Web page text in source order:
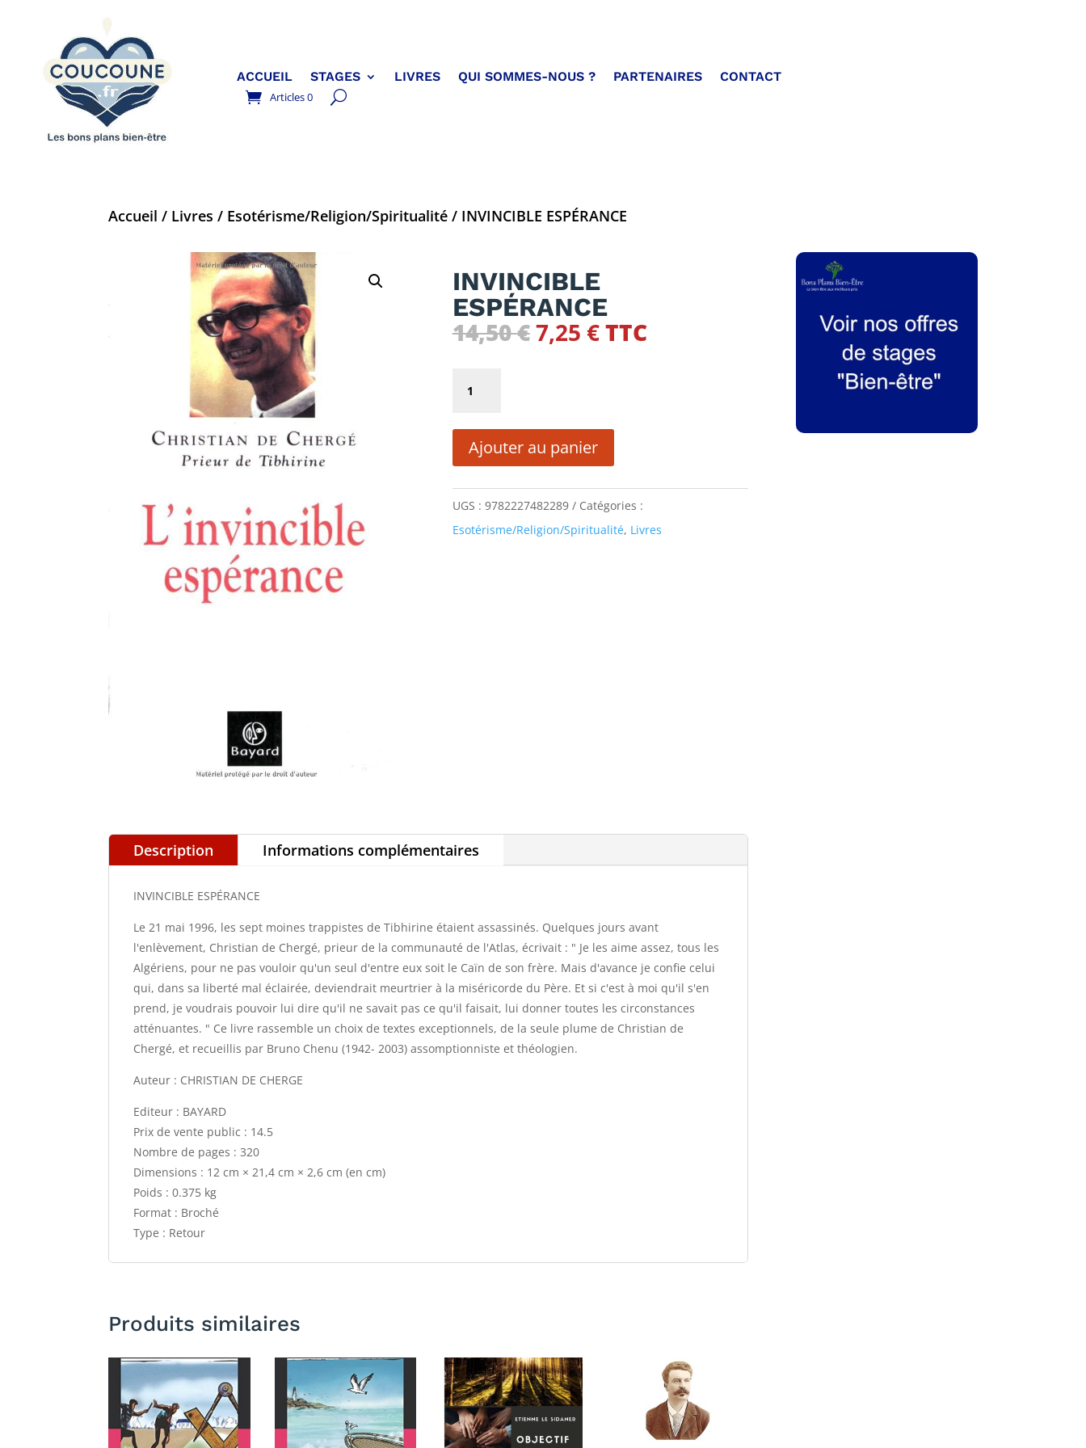
ACCUEIL STAGES LIVRES QUI SOMMES-NOUS ? PARTENAIRES CONTACT
Articles 0
Accueil / Livres / Esotérisme/Religion/Spiritualité / INVINCIBLE ESPÉRANCE
INVINCIBLE
ESPÉRANCE
14,50€Le
14,50 €.
7,25 €Le
7,25 €.
TTC
INVINCIBLE
ESPÉRANCE
Ajouter au panier
UGS : 9782227482289
Catégories :
Esotérisme/Religion/Spiritualité, Livres
Description Informations complémentaires
INVINCIBLE ESPÉRANCE
Le 21 mai 1996, les sept moines trappistes de Tibhirine étaient assassinés. Quelques jours avant
l'enlèvement, Christian de Chergé, prieur de la communauté de l'Atlas, écrivait : " Je les aime assez, tous les
Algériens, pour ne pas vouloir qu'un seul d'entre eux soit le Caïn de son frère. Mais d'avance je confie celui
qui, dans sa liberté mal éclairée, deviendrait meurtrier à la miséricorde du Père. Et si c'est à moi qu'il s'en
prend, je voudrais pouvoir lui dire qu'il ne savait pas ce qu'il faisait, lui donner toutes les circonstances
atténuantes. " Ce livre rassemble un choix de textes exceptionnels, de la seule plume de Christian de
Chergé, et recueillis par Bruno Chenu (1942- 2003) assomptionniste et théologien.
Auteur : CHRISTIAN DE CHERGE
Editeur : BAYARD
Prix de vente public : 14.5
Nombre de pages : 320
Dimensions : 12 cm × 21,4 cm × 2,6 cm (en cm)
Poids : 0.375 kg
Format : Broché
Type : Retour
Produits similaires